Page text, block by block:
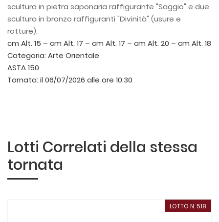
scultura in pietra saponaria raffigurante "Saggio" e due
scultura in bronzo raffiguranti "Divinità" (usure e
rotture).
cm Alt. 15 – cm Alt. 17 – cm Alt. 17 – cm Alt. 20 – cm Alt. 18
Categoria: Arte Orientale
ASTA 150
Tornata: il 06/07/2026 alle ore 10:30
Lotti Correlati della stessa
tornata
LOTTO N. 518